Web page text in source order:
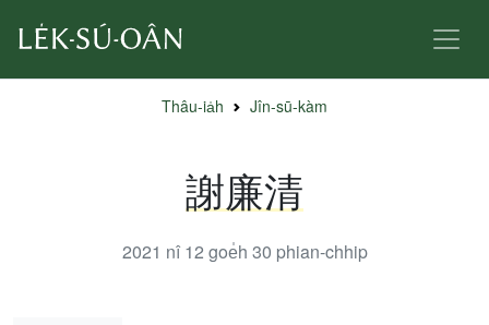
Thâu-ia̍h Jîn-sū-kàm
謝廉清
2021 nî 12 goe̍h 30 phian-chhip